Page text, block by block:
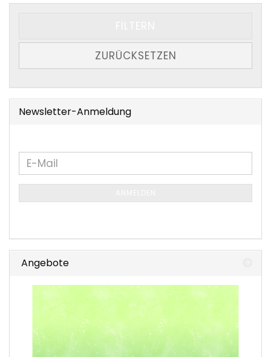
ZURÜCKSETZEN
Newsletter-Anmeldung
WEITER
ZUR
NEWSLETTER-
ANMELDUNG
E-
Mail
Angebote